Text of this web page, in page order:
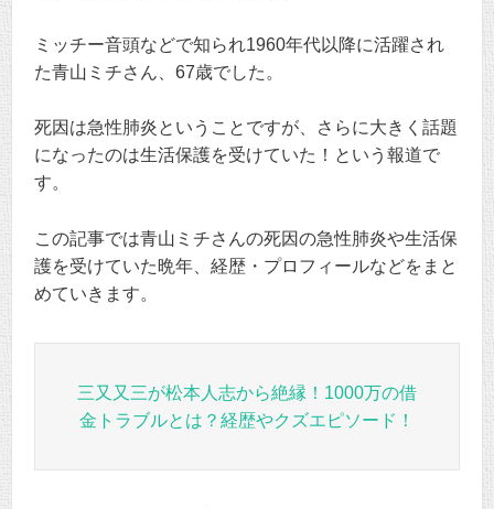
ミッチー音頭などで知られ1960年代以降に活躍され
た青山ミチさん、67歳でした。
死因は急性肺炎ということですが、さらに大きく話題
になったのは生活保護を受けていた！という報道で
す。
この記事では青山ミチさんの死因の急性肺炎や生活保
護を受けていた晩年、経歴・プロフィールなどをまと
めていきます。
三又又三が松本人志から絶縁！1000万の借
金トラブルとは？経歴やクズエピソード！